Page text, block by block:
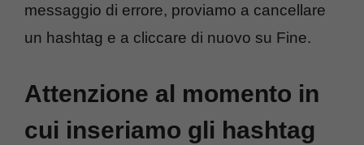
messaggio di errore, proviamo a cancellare
un hashtag e a cliccare di nuovo su Fine.
Attenzione al momento in
cui inseriamo gli hashtag